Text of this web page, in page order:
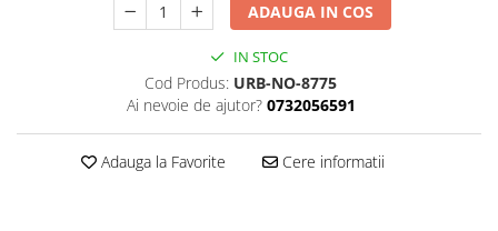
ADAUGA IN COS
IN STOC
Cod Produs: URB-NO-8775
Ai nevoie de ajutor? 0732056591
Adauga la Favorite Cere informatii